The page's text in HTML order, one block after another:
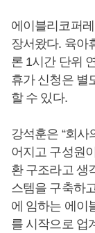
에이블리코퍼
장서왔다. 육아
론 1시간 단위
휴가 신청은 별
할 수 있다.
강석훈은 “회사
어지고 구성원
환 구조라고 생
스템을 구축하
에 임하는 에이
를 시작으로 업